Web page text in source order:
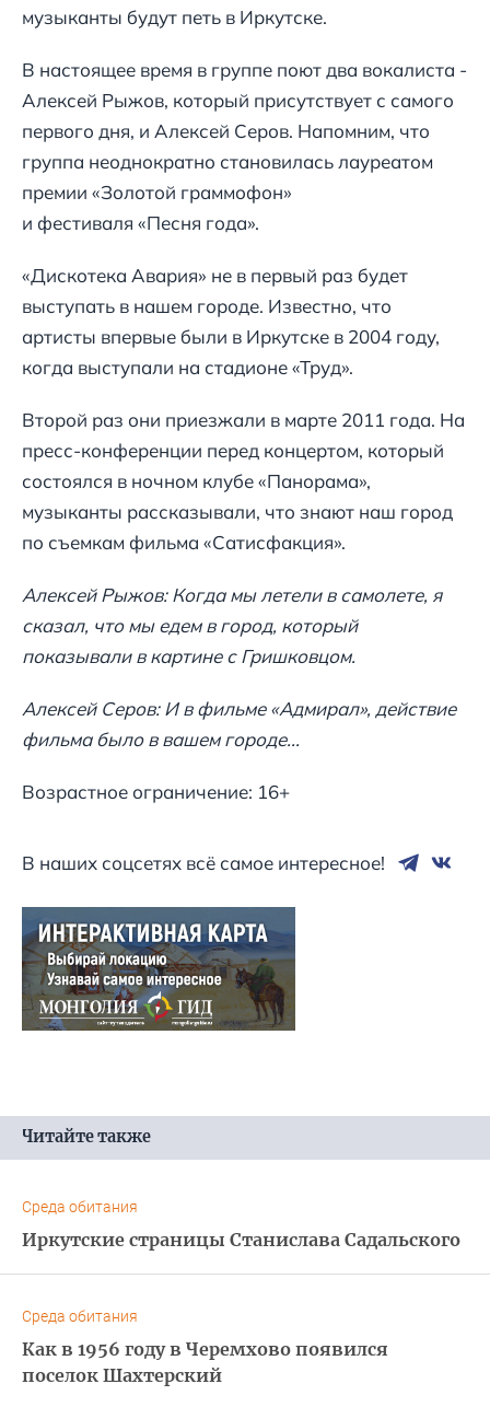
музыканты будут петь в Иркутске.
В настоящее время в группе поют два вокалиста -
Алексей Рыжов, который присутствует с самого
первого дня, и Алексей Серов. Напомним, что
группа неоднократно становилась лауреатом
премии «Золотой граммофон»
и фестиваля «Песня года».
«Дискотека Авария» не в первый раз будет
выступать в нашем городе. Известно, что
артисты впервые были в Иркутске в 2004 году,
когда выступали на стадионе «Труд».
Второй раз они приезжали в марте 2011 года. На
пресс-конференции перед концертом, который
состоялся в ночном клубе «Панорама»,
музыканты рассказывали, что знают наш город
по съемкам фильма «Сатисфакция».
Алексей Рыжов: Когда мы летели в самолете, я
сказал, что мы едем в город, который
показывали в картине с Гришковцом.
Алексей Серов: И в фильме «Адмирал», действие
фильма было в вашем городе...
Возрастное ограничение: 16+
В наших соцсетях всё самое интересное!
Читайте также
Среда обитания
Иркутские страницы Станислава Садальского
Среда обитания
Как в 1956 году в Черемхово появился
поселок Шахтерский